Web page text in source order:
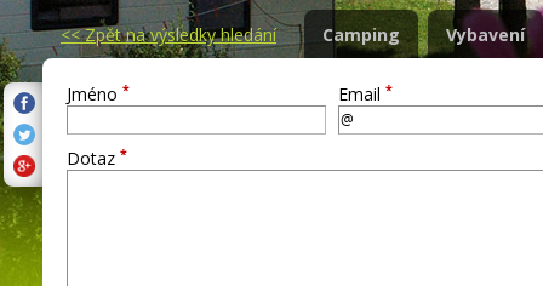
<<Zpět na výsledky hledání Camping Vybavení
Jméno * Email *
Dotaz *